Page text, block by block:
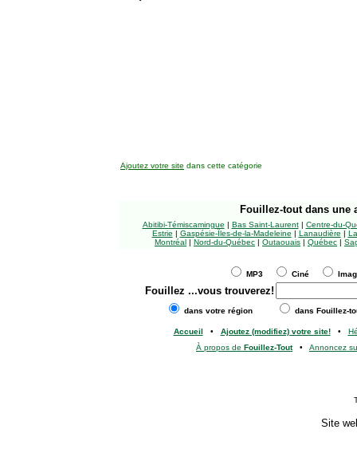
Ajoutez votre site dans cette catégorie
Fouillez-tout dans une
Abitibi-Témiscamingue | Bas Saint-Laurent| Centre-du-
Estrie | Gaspésie-Îles-de-la-Madeleine | Lanaudière |
Montréal | Nord-du-Québec | Outaouais | Québec |
MP3 Ciné
Fouillez ...vous trouverez!
dans votre région dans Fouillez-
Accueil • Ajoutez (modifiez) votre site!•
À propos de Fouillez-Tout• Annoncez
Site